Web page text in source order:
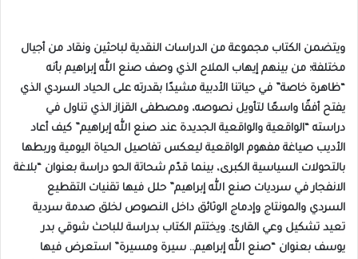
ويتضمن الكتاب مجموعة من الدراسات النقدية لباحثين ونقاد من أجيال
مختلفة؛ من بينهم إيهاب الملاح الذي وصف صنع الله إبراهيم بأنه
“ظاهرة خاصة” في حياتنا الأدبية مشيدًا بقدرته على الحياد السردي الذي
يفتح أفقًا واسعًا لتأويل نصوصه، ومصطفى القزاز الذي تناول في
دراسته “الواقعية والواقعية الجديدة عند صنع الله إبراهيم” كيف أعاد
الأديب صياغة مفهوم الواقعية ليعكس تفاصيل الحياة اليومية وربطها
بالتحولات السياسية الكبرى، بينما قدّم شحاتة الحو دراسة بعنوان “بلاغة
الانفجار في سرديات صنع الله إبراهيم” حلل فيها تقنيات التقطيع
السردي والمونتاج وإدماج الوثائق داخل النصوص لخلق صدمة سردية
تعيد تشكيل وعي القارئ. ويختتم الكتاب بدراسة للباحث شوقي بدر
يوسف بعنوان “صنع الله إبراهيم.. سيرة ومسيرة” استعرض فيها